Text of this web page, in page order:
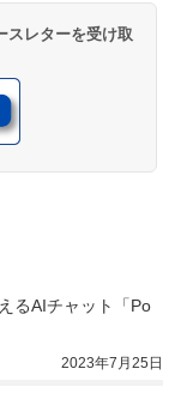
スレターを受け取
るAIチャット「Po
2023年7月25日